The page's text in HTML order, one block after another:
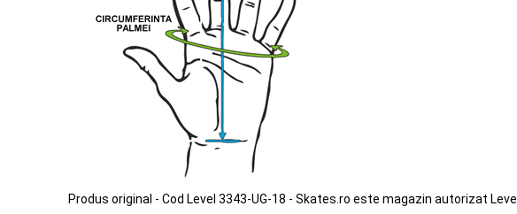
Produs original - Cod Level 3343-UG-18 - Skates.ro este magazin autorizat Level